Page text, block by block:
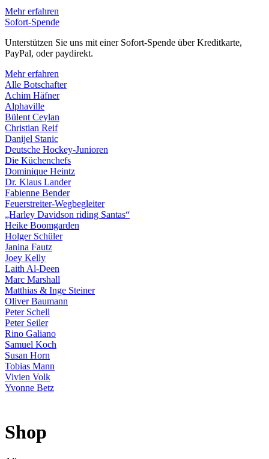
Mehr erfahren
Sofort-Spende
Unterstützen Sie uns mit einer Sofort-Spende über Kreditkarte,
PayPal, oder paydirekt.
Mehr erfahren
Alle Botschafter
Achim Häfner
Alphaville
Bülent Ceylan
Christian Reif
Danijel Stanic
Deutsche Hockey-Junioren
Die Küchenchefs
Dominique Heintz
Dr. Klaus Lander
Fabienne Bender
Feuerstreiter-Wegbegleiter
„Harley Davidson riding Santas“
Heike Boomgarden
Holger Schüler
Janina Fautz
Joey Kelly
Laith Al-Deen
Marc Marshall
Matthias & Inge Steiner
Oliver Baumann
Peter Schell
Peter Seiler
Rino Galiano
Samuel Koch
Susan Horn
Tobias Mann
Vivien Volk
Yvonne Betz
Shop